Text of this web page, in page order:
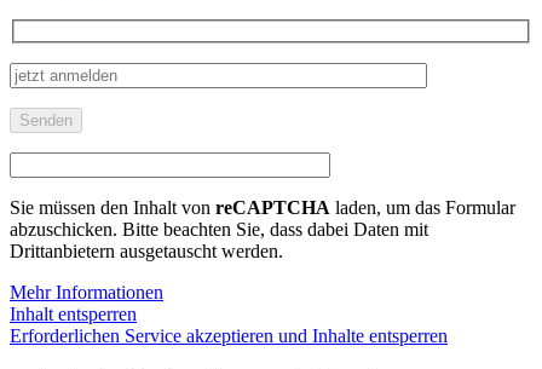
Sie müssen den Inhalt von reCAPTCHA laden, um das Formular
abzuschicken. Bitte beachten Sie, dass dabei Daten mit
Drittanbietern ausgetauscht werden.
Mehr Informationen
Inhalt entsperren
Erforderlichen Service akzeptieren und Inhalte entsperren